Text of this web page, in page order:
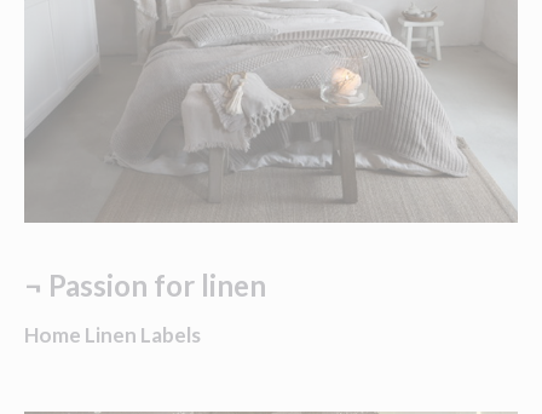
¬ Passion for linen
Home Linen Labels